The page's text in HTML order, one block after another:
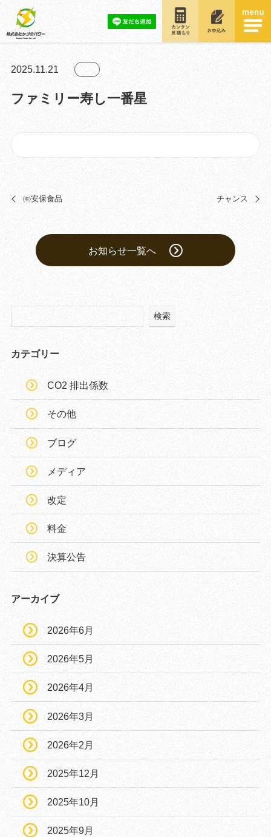
2025.11.21
ファミリー寿し一番星
㈲安保食品 チャンス
お知らせ一覧へ
検索
カテゴリー
CO2 排出係数
その他
ブログ
メディア
改定
料金
決算公告
アーカイブ
2026年6月
2026年5月
2026年4月
2026年3月
2026年2月
2025年12月
2025年10月
2025年9月